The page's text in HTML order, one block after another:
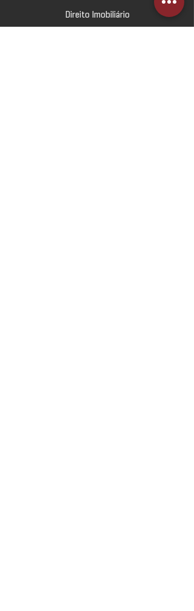
Direito Imobiliário